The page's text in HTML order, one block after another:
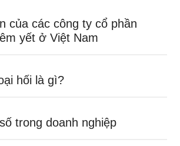
của các công ty cổ phần
yết ở Việt Nam
hối là gì?
trong doanh nghiệp